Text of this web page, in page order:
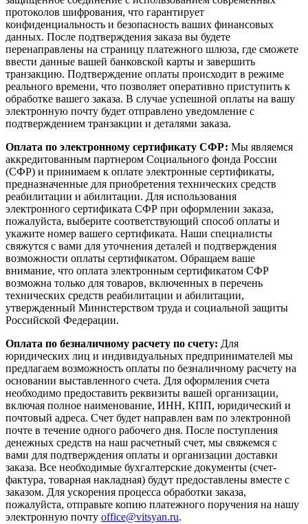
протоколов шифрования, что гарантирует
конфиденциальность и безопасность ваших финансовых
данных. После подтверждения заказа вы будете
перенаправлены на страницу платежного шлюза, где сможете
ввести данные вашей банковской карты и завершить
транзакцию. Подтверждение оплаты происходит в режиме
реального времени, что позволяет оперативно приступить к
обработке вашего заказа. В случае успешной оплаты на вашу
электронную почту будет отправлено уведомление с
подтверждением транзакции и деталями заказа.
Оплата по электронному сертификату СФР: Мы являемся
аккредитованным партнером Социального фонда России
(СФР) и принимаем к оплате электронные сертификаты,
предназначенные для приобретения технических средств
реабилитации и абилитации. Для использования
электронного сертификата СФР при оформлении заказа,
пожалуйста, выберите соответствующий способ оплаты и
укажите номер вашего сертификата. Наши специалисты
свяжутся с вами для уточнения деталей и подтверждения
возможности оплаты сертификатом. Обращаем ваше
внимание, что оплата электронным сертификатом СФР
возможна только для товаров, включенных в перечень
технических средств реабилитации и абилитации,
утвержденный Министерством труда и социальной защиты
Российской Федерации.
Оплата по безналичному расчету по счету: Для
юридических лиц и индивидуальных предпринимателей мы
предлагаем возможность оплаты по безналичному расчету на
основании выставленного счета. Для оформления счета
необходимо предоставить реквизиты вашей организации,
включая полное наименование, ИНН, КПП, юридический и
почтовый адреса. Счет будет направлен вам по электронной
почте в течение одного рабочего дня. После поступления
денежных средств на наш расчетный счет, мы свяжемся с
вами для подтверждения оплаты и организации доставки
заказа. Все необходимые бухгалтерские документы (счет-
фактура, товарная накладная) будут предоставлены вместе с
заказом. Для ускорения процесса обработки заказа,
пожалуйста, отправьте копию платежного поручения на нашу
электронную почту office@vitsyan.ru.